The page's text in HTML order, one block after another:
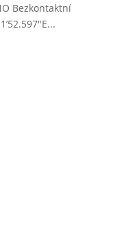
Bezkontaktní